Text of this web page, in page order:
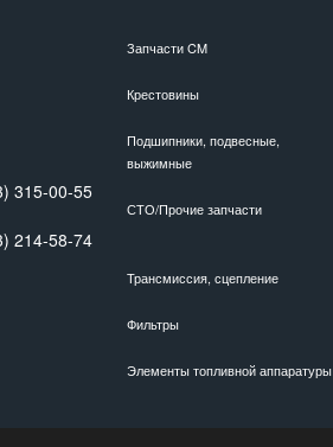
315-00-55
214-58-74
Запчасти CM
Крестовины
Подшипники, подвесные,
выжимные
СТО/Прочие запчасти
Трансмиссия, сцепление
Фильтры
Элементы топливной аппаратуры